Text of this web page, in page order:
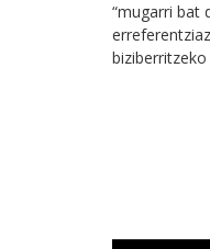
“mugarri bat